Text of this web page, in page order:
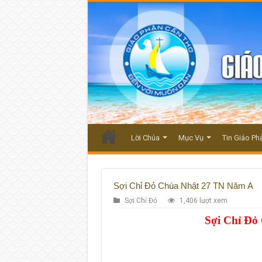
Lời Chúa Mục Vụ Tin Giáo
Sợi Chỉ Đỏ Chúa Nhật 27 TN Năm A
Sợi Chỉ Đỏ 1,406 lượt xem
Sợi Chỉ Đỏ